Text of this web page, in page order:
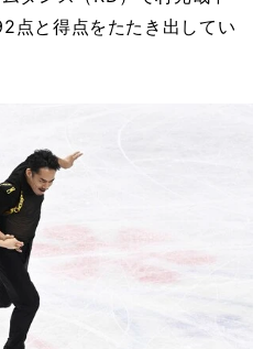
点と得点をたたき出してい